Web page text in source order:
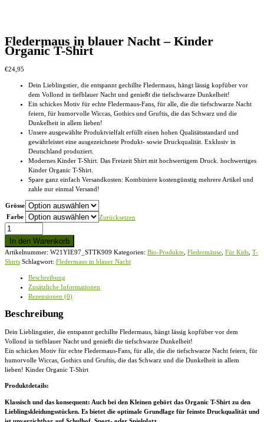
Fledermaus in blauer Nacht – Kinder
Organic T-Shirt
€24,95
Dein Lieblingstier, die entspannt gechillte Fledermaus, hängt lässig kopfüber vor
dem Vollond in tiefblauer Nacht und genießt die tiefschwarze Dunkelheit!
Ein schickes Motiv für echte Fledermaus-Fans, für alle, die die tiefschwarze Nacht
feiern, für humorvolle Wiccas, Gothics und Gruftis, die das Schwarz und die
Dunkelheit in allem lieben!
Unsere ausgewählte Produktvielfalt erfüllt einen hohen Qualitätsstandard und
gewährleistet eine ausgezeichnete Produkt- sowie Druckqualität. Exklusiv in
Deutschland produziert.
Modernes Kinder T-Shirt. Das Freizeit Shirt mit hochwertigem Druck. hochwertiges
Kinder Organic T-Shirt.
Spare ganz einfach Versandkosten: Kombiniere kostengünstig mehrere Artikel und
zahle nur einmal Versand!
Grösse
Farbe
Zurücksetzen
Fledermaus
in
blauer
Nacht
-
Menge
In den Warenkorb
Artikelnummer: W21YIE97_STTK909 Kategorien: Bio-Produkte Fledermäuse Für Kids T-
Shirts Schlagwort: Fledermaus in blauer Nacht
Beschreibung
Zusätzliche Informationen
Rezensionen (0)
Beschreibung
Dein Lieblingstier, die entspannt gechillte Fledermaus, hängt lässig kopfüber vor dem
Vollond in tiefblauer Nacht und genießt die tiefschwarze Dunkelheit!
Ein schickes Motiv für echte Fledermaus-Fans, für alle, die die tiefschwarze Nacht feiern, für
humorvolle Wiccas, Gothics und Gruftis, die das Schwarz und die Dunkelheit in allem
lieben! Kinder Organic T-Shirt
Produktdetails:
Klassisch und das konsequent: Auch bei den Kleinen gehört das Organic T-Shirt zu den
Lieblingskleidungsstücken. Es bietet die optimale Grundlage für feinste Druckqualität und
ist unverzichtbar auf Schulhof, Sport- oder Spielplatz.